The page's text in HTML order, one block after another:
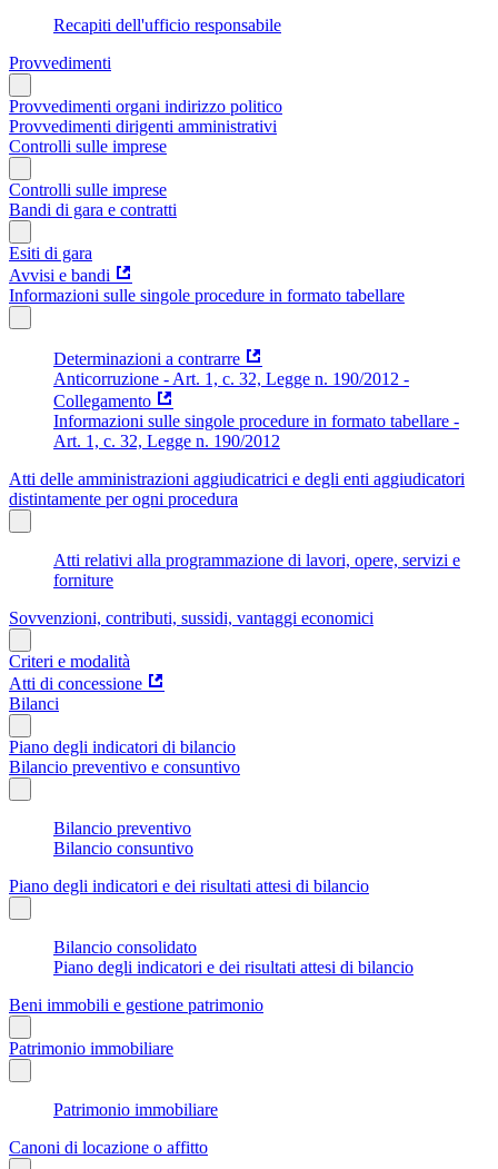
Recapiti dell'ufficio responsabile
Provvedimenti
Provvedimenti organi indirizzo politico
Provvedimenti dirigenti amministrativi
Controlli sulle imprese
Controlli sulle imprese
Bandi di gara e contratti
Esiti di gara
Avvisi e bandi
Informazioni sulle singole procedure in formato tabellare
Determinazioni a contrarre
Anticorruzione - Art. 1, c. 32, Legge n. 190/2012 -
Collegamento
Informazioni sulle singole procedure in formato tabellare -
Art. 1, c. 32, Legge n. 190/2012
Atti delle amministrazioni aggiudicatrici e degli enti aggiudicatori
distintamente per ogni procedura
Atti relativi alla programmazione di lavori, opere, servizi e
forniture
Sovvenzioni, contributi, sussidi, vantaggi economici
Criteri e modalità
Atti di concessione
Bilanci
Piano degli indicatori di bilancio
Bilancio preventivo e consuntivo
Bilancio preventivo
Bilancio consuntivo
Piano degli indicatori e dei risultati attesi di bilancio
Bilancio consolidato
Piano degli indicatori e dei risultati attesi di bilancio
Beni immobili e gestione patrimonio
Patrimonio immobiliare
Patrimonio immobiliare
Canoni di locazione o affitto